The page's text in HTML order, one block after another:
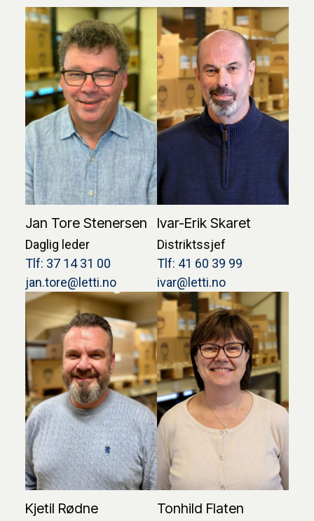
Jan Tore Stenersen
Daglig leder
Tlf: 37 14 31 00
jan.tore@letti.no
Ivar-Erik Skaret
Distriktssjef
Tlf: 41 60 39 99
ivar@letti.no
Kjetil Rødne Tonhild Flaten